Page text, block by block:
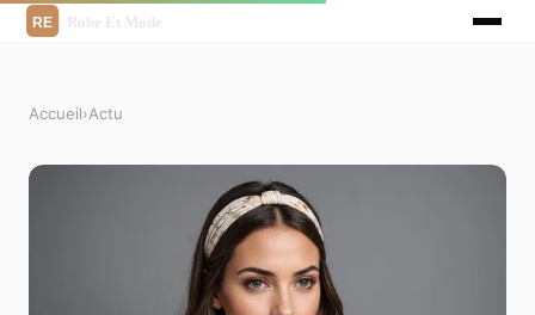
Accueil›Actu